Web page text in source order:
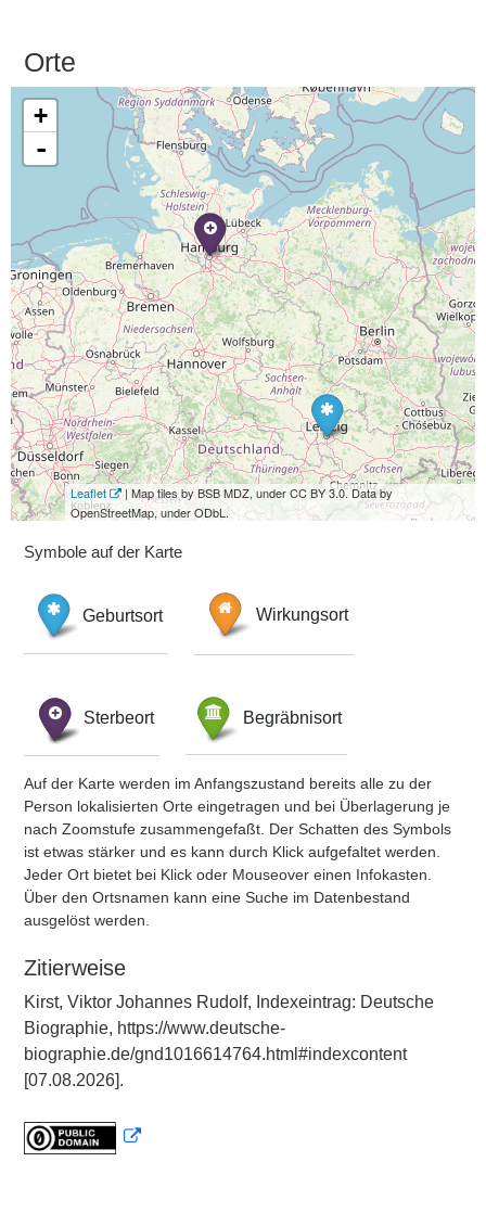
Orte
+
-
Leaflet
| Map tiles by BSB MDZ, under CC BY 3.0. Data by
OpenStreetMap, under ODbL.
Symbole auf der Karte
Geburtsort Wirkungsort
Sterbeort Begräbnisort
Auf der Karte werden im Anfangszustand bereits alle zu der
Person lokalisierten Orte eingetragen und bei Überlagerung je
nach Zoomstufe zusammengefaßt. Der Schatten des Symbols
ist etwas stärker und es kann durch Klick aufgefaltet werden.
Jeder Ort bietet bei Klick oder Mouseover einen Infokasten.
Über den Ortsnamen kann eine Suche im Datenbestand
ausgelöst werden.
Zitierweise
Kirst, Viktor Johannes Rudolf, Indexeintrag: Deutsche
Biographie, https://www.deutsche-
biographie.de/gnd1016614764.html#indexcontent
[07.08.2026].